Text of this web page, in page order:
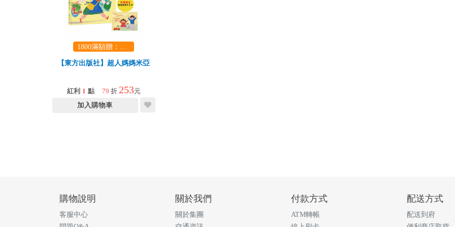
1800滿額贈：口袋玩具一份（隨機出貨） (summer read)
【東方出版社】超人媽媽米亞
紅利 1 點 79 折 253元
加入購物車
購物說明
客服中心
關於我們
關於集團
付款方式
ATM轉帳
配送方式
配送到府